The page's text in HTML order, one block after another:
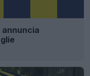
annuncia